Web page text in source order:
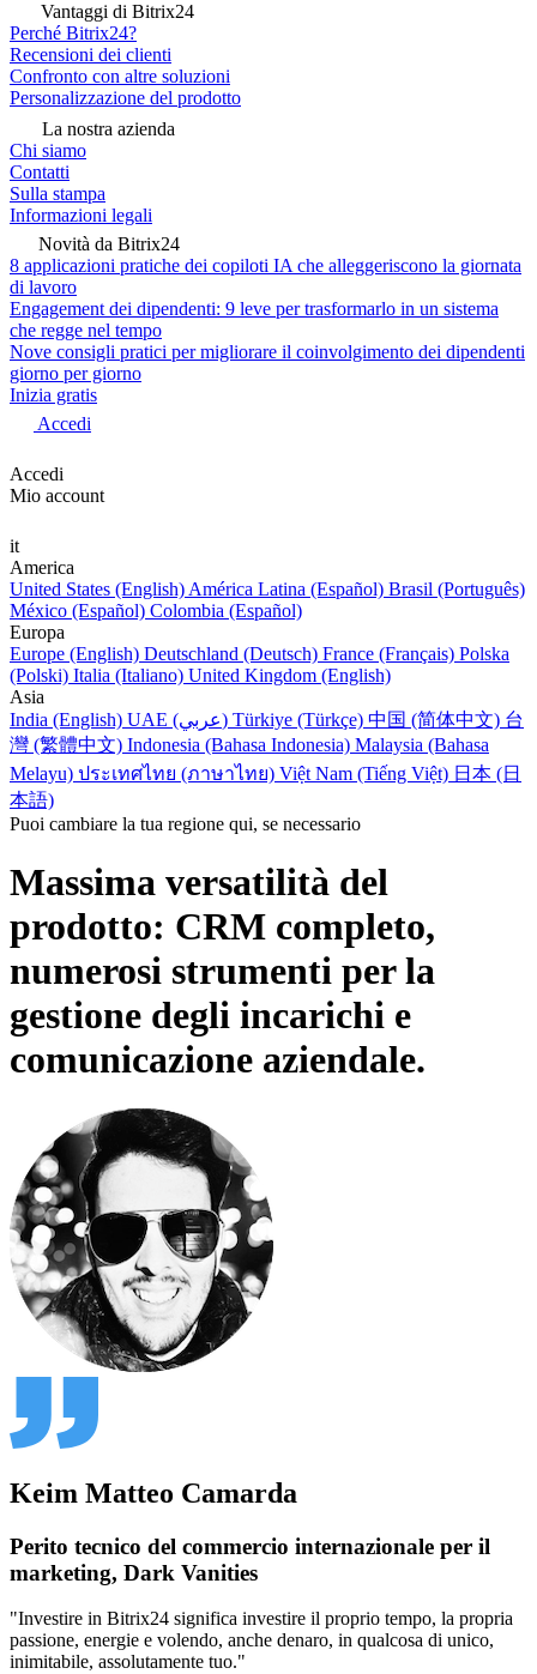
Vantaggi di Bitrix24
Perché Bitrix24?
Recensioni dei clienti
Confronto con altre soluzioni
Personalizzazione del prodotto
La nostra azienda
Chi siamo
Contatti
Sulla stampa
Informazioni legali
Novità da Bitrix24
8 applicazioni pratiche dei copiloti IA che alleggeriscono la giornata
di lavoro
Engagement dei dipendenti: 9 leve per trasformarlo in un sistema
che regge nel tempo
Nove consigli pratici per migliorare il coinvolgimento dei dipendenti
giorno per giorno
Inizia gratis
Accedi
Accedi
Mio account
it
America
United States (English) América Latina (Español) Brasil (Português)
México (Español) Colombia (Español)
Europa
Europe (English) Deutschland (Deutsch) France (Français) Polska
(Polski) Italia (Italiano) United Kingdom (English)
Asia
India (English)
UAE (عربي) Türkiye (Türkçe) 中国 (简体中文) 台
灣 (繁體中文) Indonesia (Bahasa Indonesia) Malaysia (Bahasa
Melayu) ประเทศไทย (ภาษาไทย) Việt Nam (Tiếng Việt) 日本 (日
本語)
Puoi cambiare la tua regione qui, se necessario
Massima versatilità del
prodotto: CRM completo,
numerosi strumenti per la
gestione degli incarichi e
comunicazione aziendale.
Keim Matteo Camarda
Perito tecnico del commercio internazionale per il
marketing, Dark Vanities
"Investire in Bitrix24 significa investire il proprio tempo, la propria
passione, energie e volendo, anche denaro, in qualcosa di unico,
inimitabile, assolutamente tuo."